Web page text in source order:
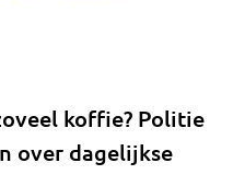
koffie? Politie
over dagelijkse